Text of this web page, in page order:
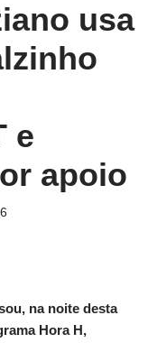
usa
e
apoio
na noite desta
Hora H,